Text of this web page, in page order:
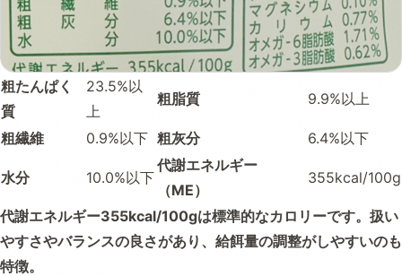
粗たんぱく
質
23.5%以
上
粗脂質 9.9%以上
粗繊維 0.9%以下 粗灰分 6.4%以下
水分 10.0%以下
代謝エネルギー
（ME）
355kcal/100g
代謝エネルギー355kcal/100gは標準的なカロリーです。扱い
やすさやバランスの良さがあり、給餌量の調整がしやすいのも
特徴。